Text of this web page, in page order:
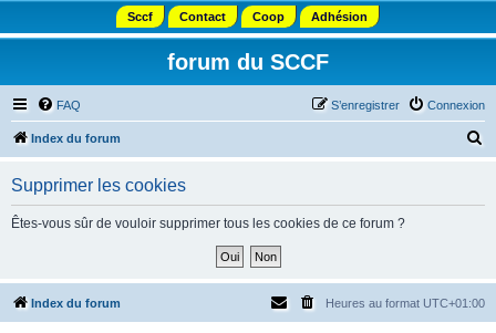
Sccf Contact Coop Adhésion
forum du SCCF
FAQ Connexion
S’enregistrer
Index du forum
h
Supprimer les cookies
Êtes-vous sûr de vouloir supprimer tous les cookies de ce forum ?
Index du forum Heures au format UTC+01:00